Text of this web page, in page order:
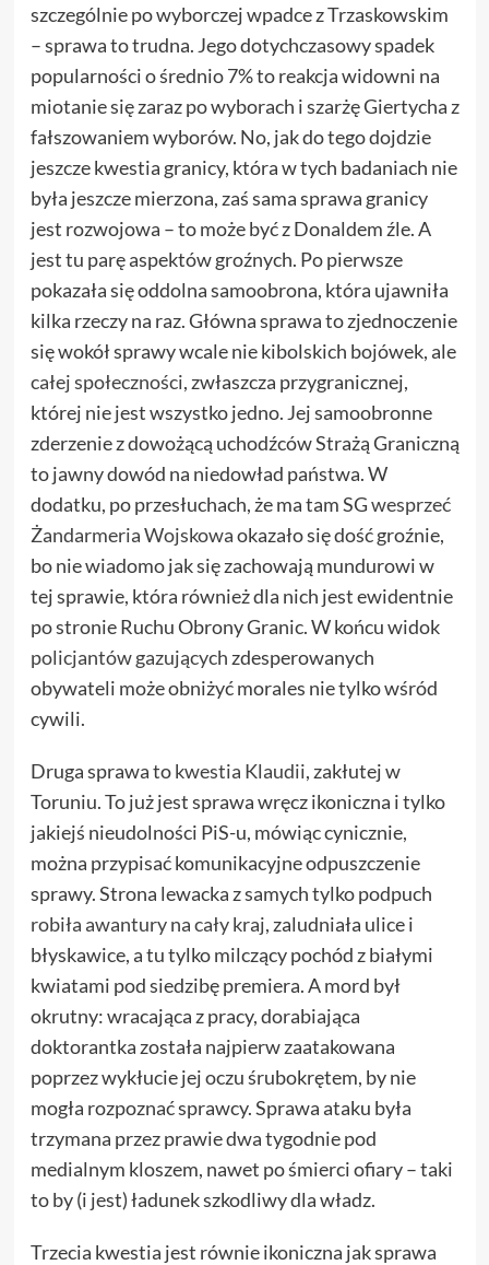
szczególnie po wyborczej wpadce z Trzaskowskim
– sprawa to trudna. Jego dotychczasowy spadek
popularności o średnio 7% to reakcja widowni na
miotanie się zaraz po wyborach i szarżę Giertycha z
fałszowaniem wyborów. No, jak do tego dojdzie
jeszcze kwestia granicy, która w tych badaniach nie
była jeszcze mierzona, zaś sama sprawa granicy
jest rozwojowa – to może być z Donaldem źle. A
jest tu parę aspektów groźnych. Po pierwsze
pokazała się oddolna samoobrona, która ujawniła
kilka rzeczy na raz. Główna sprawa to zjednoczenie
się wokół sprawy wcale nie kibolskich bojówek, ale
całej społeczności, zwłaszcza przygranicznej,
której nie jest wszystko jedno. Jej samoobronne
zderzenie z dowożącą uchodźców Strażą Graniczną
to jawny dowód na niedowład państwa. W
dodatku, po przesłuchach, że ma tam SGwesprzeć
Żandarmeria Wojskowaokazało się dość groźnie,
bo nie wiadomo jak się zachowają mundurowi w
tej sprawie, która również dla nich jest ewidentnie
po stronie Ruchu Obrony Granic. W końcu widok
policjantów gazujących zdesperowanych
obywateli może obniżyć morales nie tylko wśród
cywili.
Druga sprawa tokwestia Klaudii, zakłutej w
Toruniu. To już jest sprawa wręcz ikoniczna i tylko
jakiejś nieudolności PiS-u, mówiąc cynicznie,
można przypisać komunikacyjne odpuszczenie
sprawy. Strona lewacka z samych tylko podpuch
robiła awantury na cały kraj, zaludniała ulice i
błyskawice, a tu tylko milczący pochód z białymi
kwiatami pod siedzibę premiera. A mord był
okrutny: wracająca z pracy, dorabiająca
doktorantka została najpierw zaatakowana
poprzez wykłucie jej oczu śrubokrętem, by nie
mogła rozpoznać sprawcy. Sprawa ataku była
trzymana przez prawie dwa tygodnie pod
medialnym kloszem, nawet po śmierci ofiary – taki
to by (i jest) ładunek szkodliwy dla władz.
Trzecia kwestia jest równie ikoniczna jak sprawa